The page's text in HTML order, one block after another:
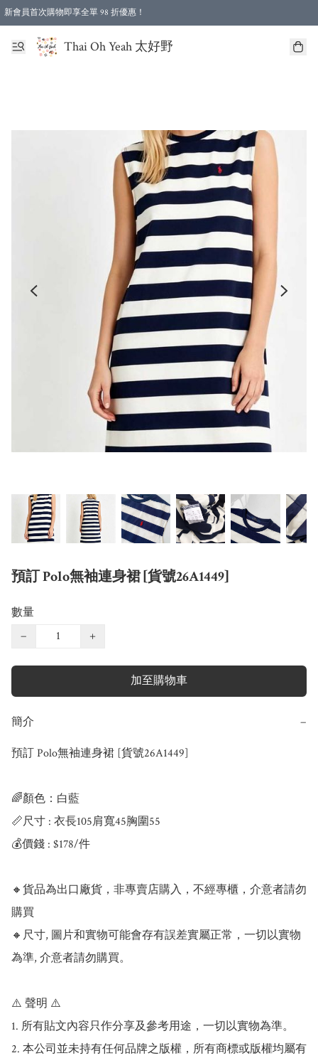
新會員首次購物即享全單 98 折優惠！
特選會員可享全單低至 96 折優惠！
Thai Oh Yeah 太好野
預訂 Polo無袖連身裙 [貨號26A1449]
數量
−
+
加至購物車
簡介 −
預訂 Polo無袖連身裙 [貨號26A1449]
🌈顏色：白藍
📏尺寸 : 衣長105肩寬45胸圍55
💰價錢 : $178/件
🔸貨品為出口廠貨，非專賣店購入，不經專櫃，介意者請勿
購買
🔸尺寸, 圖片和實物可能會存有誤差實屬正常，一切以實物
為準, 介意者請勿購買。
⚠️ 聲明 ⚠️
1. 所有貼文內容只作分享及參考用途，一切以實物為準。
2. 本公司並未持有任何品牌之版權，所有商標或版權均屬有